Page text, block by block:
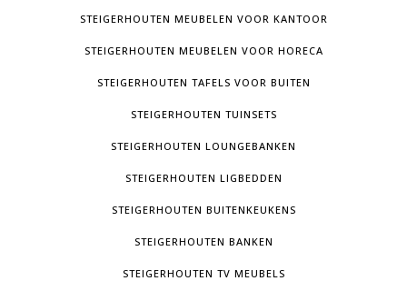
STEIGERHOUTEN MEUBELEN VOOR KANTOOR
STEIGERHOUTEN MEUBELEN VOOR HORECA
STEIGERHOUTEN TAFELS VOOR BUITEN
STEIGERHOUTEN TUINSETS
STEIGERHOUTEN LOUNGEBANKEN
STEIGERHOUTEN LIGBEDDEN
STEIGERHOUTEN BUITENKEUKENS
STEIGERHOUTEN BANKEN
STEIGERHOUTEN TV MEUBELS